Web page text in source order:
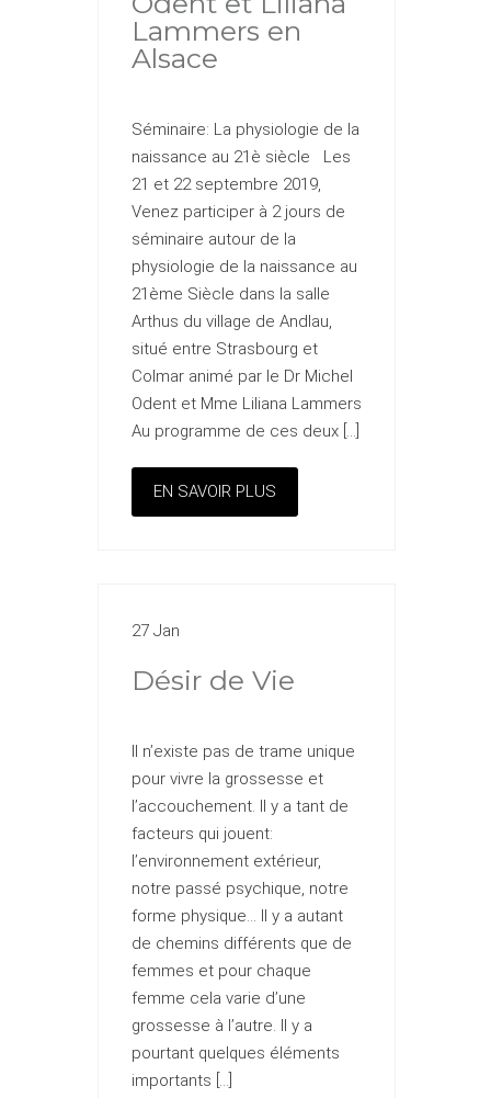
Lammers en
Alsace
Séminaire: La physiologie de la
naissance au 21è siècle Les
21 et 22 septembre 2019,
Venez participer à 2 jours de
séminaire autour de la
physiologie de la naissance au
21ème Siècle dans la salle
Arthus du village de Andlau,
situé entre Strasbourg et
Colmar animé par le Dr Michel
Odent et Mme Liliana Lammers
Au programme de ces deux […]
EN SAVOIR PLUS
27 Jan
Désir de Vie
Il n’existe pas de trame unique
pour vivre la grossesse et
l’accouchement. Il y a tant de
facteurs qui jouent:
l’environnement extérieur,
notre passé psychique, notre
forme physique… Il y a autant
de chemins différents que de
femmes et pour chaque
femme cela varie d’une
grossesse à l’autre. Il y a
pourtant quelques éléments
importants […]